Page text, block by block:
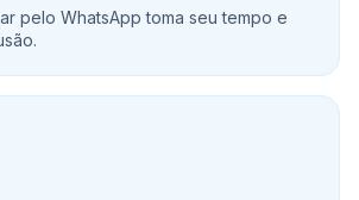
pelo WhatsApp toma seu tempo e